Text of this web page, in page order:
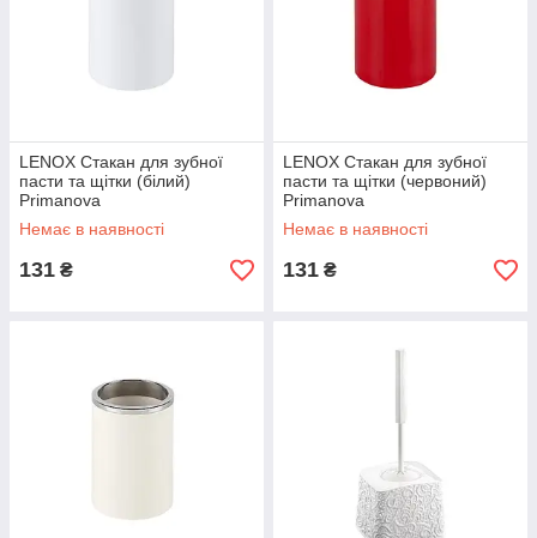
LENOX Стакан для зубної
пасти та щітки (білий)
Primanova
Немає в наявності
131 ₴
LENOX Стакан для зубної
пасти та щітки (червоний)
Primanova
Немає в наявності
131 ₴